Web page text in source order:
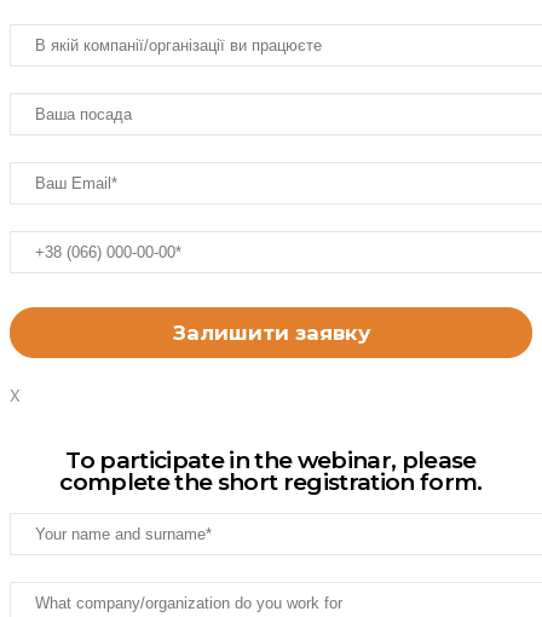
X
To participate in the webinar, please
complete the short registration form.